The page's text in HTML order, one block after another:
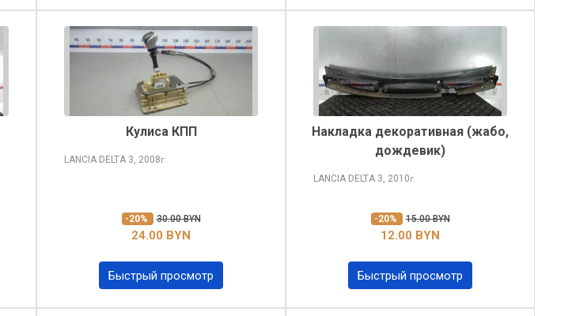
Кулиса КПП
LANCIA DELTA 3, 2008г.
-20% 30.00 BYN
24.00 BYN
Быстрый просмотр
Накладка декоративная (жабо,
дождевик)
LANCIA DELTA 3, 2010г.
-20% 15.00 BYN
12.00 BYN
Быстрый просмотр